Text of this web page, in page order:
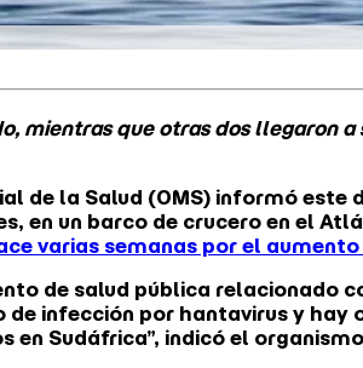
mientras que otras dos llegaron a
de la Salud (OMS) informó este
en un barco de crucero en el
varias semanas por el
de salud pública
infección por hantavirus y hay
en Sudáfrica”, indicó el